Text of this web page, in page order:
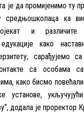
је да промијенимо ту
средњошколаца ка
и различите
едукације како
сарађујемо
са особама
како бисмо повећали
установе,
додала је проректор